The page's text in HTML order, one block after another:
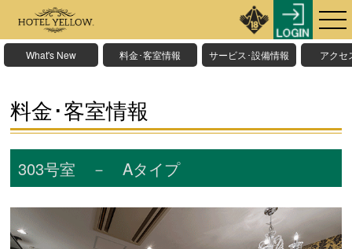
What's New 料金･客室情報 サービス･設備情報 アクセ
料金･客室情報
303号室 － Aタイプ